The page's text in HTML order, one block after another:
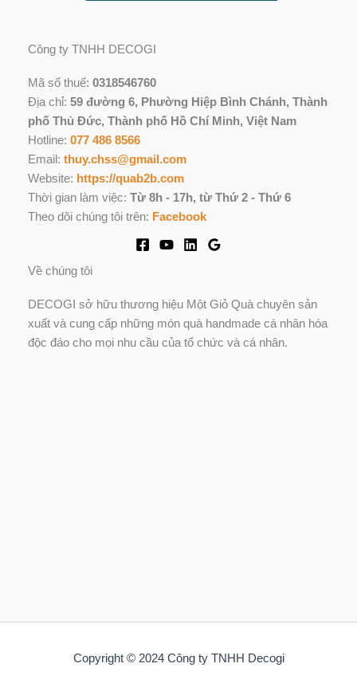
Công ty TNHH DECOGI
Mã số thuế: 0318546760
Địa chỉ: 59 đường 6, Phường Hiệp Bình Chánh, Thành
phố Thủ Đức, Thành phố Hồ Chí Minh, Việt Nam
Hotline: 077 486 8566
Email: thuy.chss@gmail.com
Website: https://quab2b.com
Thời gian làm việc: Từ 8h - 17h, từ Thứ 2 - Thứ 6
Theo dõi chúng tôi trên: Facebook
Về chúng tôi
DECOGI sở hữu thương hiệu Một Giỏ Quà chuyên sản
xuất và cung cấp những món quà handmade cá nhân hóa
độc đáo cho mọi nhu cầu của tổ chức và cá nhân.
Copyright © 2024 Công ty TNHH Decogi